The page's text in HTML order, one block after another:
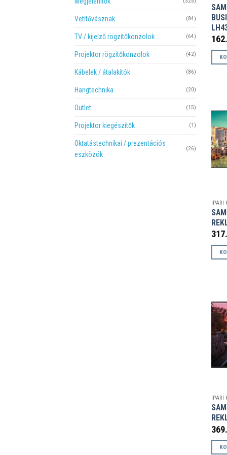
Vetítővásznak (84)
TV / kijelző rögzítőkonzolok (64)
Projektor rögzítőkonzolok (42)
Kábelek / átalakítók (86)
Hangtechnika (20)
Outlet (15)
Projektor kiegészítők (1)
Oktatástechnikai / prezentációs
eszközök
(26)
IPARI
IPARI